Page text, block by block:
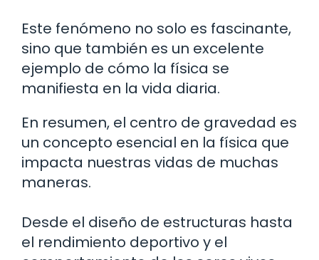
Este fenómeno no solo es fascinante,
sino que también es un excelente
ejemplo de cómo la física se
manifiesta en la vida diaria.
En resumen, el centro de gravedad es
un concepto esencial en la física que
impacta nuestras vidas de muchas
maneras.
Desde el diseño de estructuras hasta
el rendimiento deportivo y el